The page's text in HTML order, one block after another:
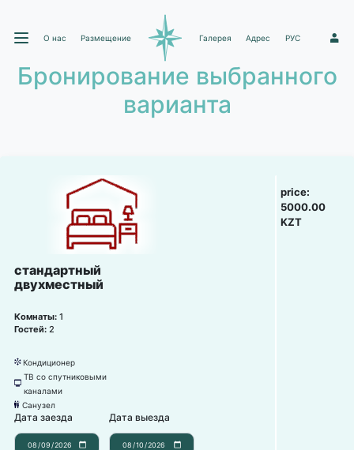
О нас Размещение Галерея Адрес РУС 1
Бронирование выбранного
варианта
стандартный
двухместный
Комнаты: 1
Гостей: 2
뀸 Кондиционер
넎
ТВ со спутниковыми
каналами
댃 Санузел
Дата заезда Дата выезда
price:
5000.00
KZT